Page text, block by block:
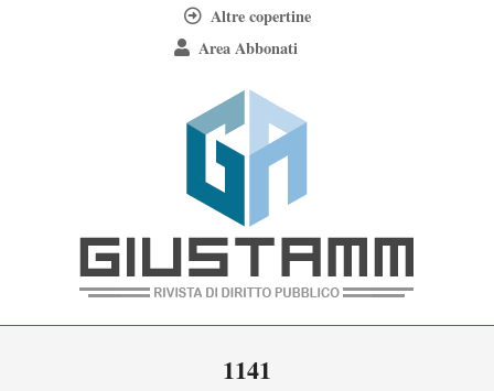
Altre copertine
Area Abbonati
Giustamm
1141